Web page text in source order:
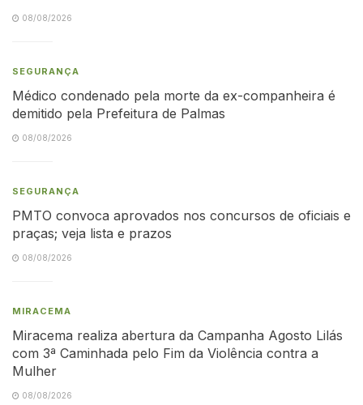
08/08/2026
SEGURANÇA
Médico condenado pela morte da ex-companheira é
demitido pela Prefeitura de Palmas
08/08/2026
SEGURANÇA
PMTO convoca aprovados nos concursos de oficiais e
praças; veja lista e prazos
08/08/2026
MIRACEMA
Miracema realiza abertura da Campanha Agosto Lilás
com 3ª Caminhada pelo Fim da Violência contra a
Mulher
08/08/2026